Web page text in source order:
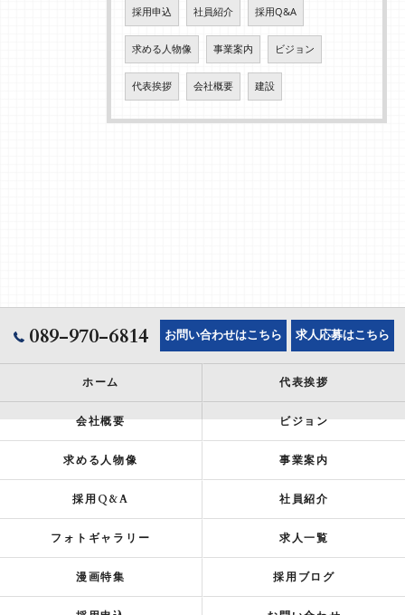
採用申込 社員紹介 採用Q&A
求める人物像 事業案内 ビジョン
代表挨拶 会社概要 建設
089-970-6814 お問い合わせはこちら 求人応募はこちら
ホーム 代表挨拶
会社概要 ビジョン
求める人物像 事業案内
採用Q&A 社員紹介
フォトギャラリー 求人一覧
漫画特集 採用ブログ